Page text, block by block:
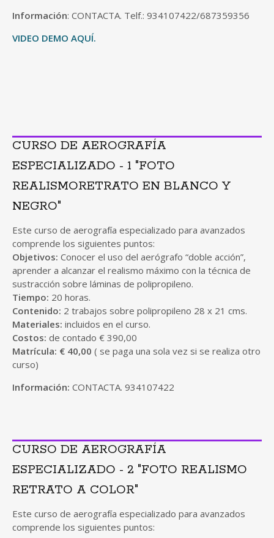
Información: CONTACTA. Telf.: 934107422/687359356
VIDEO DEMO AQUÍ.
CURSO DE AEROGRAFÍA
ESPECIALIZADO - 1 "FOTO
REALISMORETRATO EN BLANCO Y
NEGRO"
Este curso de aerografía especializado para avanzados
comprende los siguientes puntos:
Objetivos: Conocer el uso del aerógrafo “doble acción”,
aprender a alcanzar el realismo máximo con la técnica de
sustracción sobre láminas de polipropileno.
Tiempo: 20 horas.
Contenido: 2 trabajos sobre polipropileno 28 x 21 cms.
Materiales: incluidos en el curso.
Costos: de contado € 390,00
Matrícula: € 40,00 ( se paga una sola vez si se realiza otro
curso)
Información: CONTACTA. 934107422
CURSO DE AEROGRAFÍA
ESPECIALIZADO - 2 "FOTO REALISMO
RETRATO A COLOR"
Este curso de aerografía especializado para avanzados
comprende los siguientes puntos: